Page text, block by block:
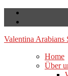
Valentina Arabians
Home
Über